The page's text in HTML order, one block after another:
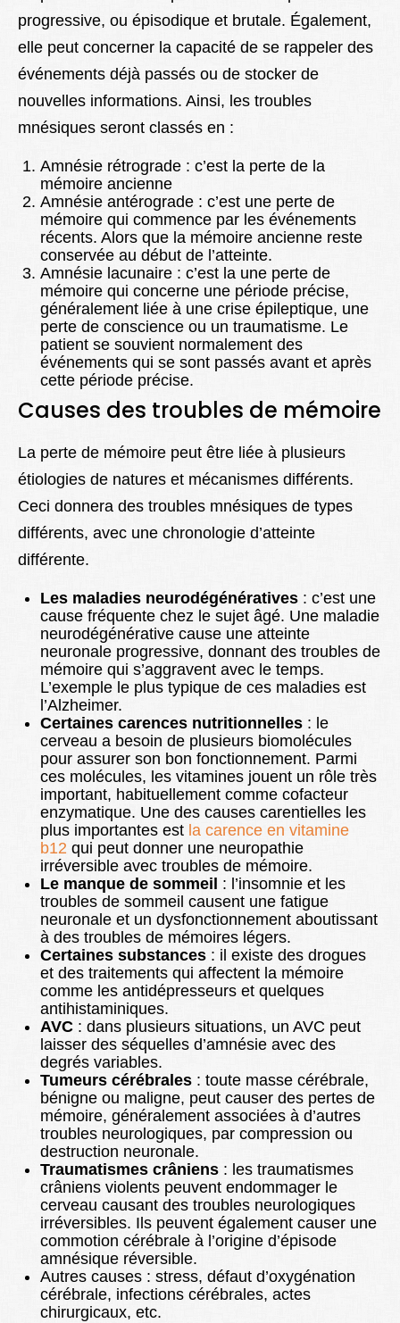
progressive, ou épisodique et brutale. Également,
elle peut concerner la capacité de se rappeler des
événements déjà passés ou de stocker de
nouvelles informations. Ainsi, les troubles
mnésiques seront classés en :
Amnésie rétrograde : c’est la perte de la
mémoire ancienne
Amnésie antérograde : c’est une perte de
mémoire qui commence par les événements
récents. Alors que la mémoire ancienne reste
conservée au début de l’atteinte.
Amnésie lacunaire : c’est la une perte de
mémoire qui concerne une période précise,
généralement liée à une crise épileptique, une
perte de conscience ou un traumatisme. Le
patient se souvient normalement des
événements qui se sont passés avant et après
cette période précise.
Causes des troubles de mémoire
La perte de mémoire peut être liée à plusieurs
étiologies de natures et mécanismes différents.
Ceci donnera des troubles mnésiques de types
différents, avec une chronologie d’atteinte
différente.
Les maladies neurodégénératives : c’est une
cause fréquente chez le sujet âgé. Une maladie
neurodégénérative cause une atteinte
neuronale progressive, donnant des troubles de
mémoire qui s’aggravent avec le temps.
L’exemple le plus typique de ces maladies est
l’Alzheimer.
Certaines carences nutritionnelles : le
cerveau a besoin de plusieurs biomolécules
pour assurer son bon fonctionnement. Parmi
ces molécules, les vitamines jouent un rôle très
important, habituellement comme cofacteur
enzymatique. Une des causes carentielles les
plus importantes est la carence en vitamine
b12 qui peut donner une neuropathie
irréversible avec troubles de mémoire.
Le manque de sommeil : l’insomnie et les
troubles de sommeil causent une fatigue
neuronale et un dysfonctionnement aboutissant
à des troubles de mémoires légers.
Certaines substances : il existe des drogues
et des traitements qui affectent la mémoire
comme les antidépresseurs et quelques
antihistaminiques.
AVC : dans plusieurs situations, un AVC peut
laisser des séquelles d’amnésie avec des
degrés variables.
Tumeurs cérébrales : toute masse cérébrale,
bénigne ou maligne, peut causer des pertes de
mémoire, généralement associées à d’autres
troubles neurologiques, par compression ou
destruction neuronale.
Traumatismes crâniens : les traumatismes
crâniens violents peuvent endommager le
cerveau causant des troubles neurologiques
irréversibles. Ils peuvent également causer une
commotion cérébrale à l’origine d’épisode
amnésique réversible.
Autres causes : stress, défaut d’oxygénation
cérébrale, infections cérébrales, actes
chirurgicaux, etc.